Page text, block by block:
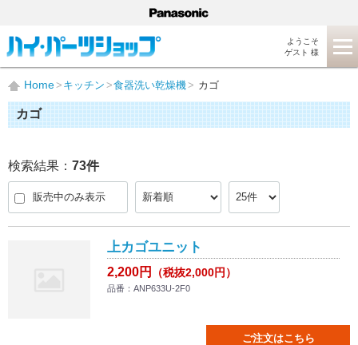
ようこそ
ゲスト 様
Home キッチン 食器洗い乾燥機 カゴ
カゴ
検索結果： 73件
販売中のみ表示
上カゴユニット
2,200円 （税抜2,000円）
品番：ANP633U-2F0
ご注文はこちら